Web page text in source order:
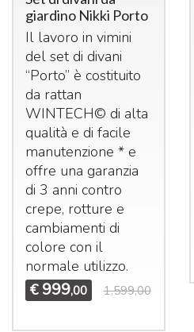
giardino Nikki Porto
Il lavoro in vimini
del set di divani
“Porto” è costituito
da rattan
WINTECH© di alta
qualità e di facile
manutenzione * e
offre una garanzia
di 3 anni contro
crepe, rotture e
cambiamenti di
colore con il
normale utilizzo.
€ 999,00 1.599,00